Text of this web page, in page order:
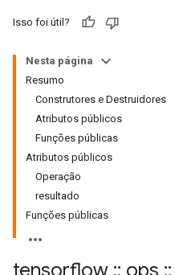
Isso foi útil?
Nesta página
Resumo
Construtores e Destruidores
Atributos públicos
Funções públicas
Atributos públicos
Operação
resultado
Funções públicas
tensorflow :: ops ::